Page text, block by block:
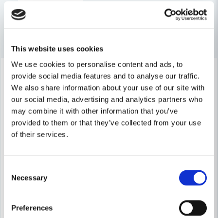
This website uses cookies
We use cookies to personalise content and ads, to
provide social media features and to analyse our traffic.
We also share information about your use of our site with
our social media, advertising and analytics partners who
may combine it with other information that you’ve
provided to them or that they’ve collected from your use
of their services.
Selection
Necessary
Preferences
Ja, ni får publicera min fråga
-41%
-25%
Endast köp i butik